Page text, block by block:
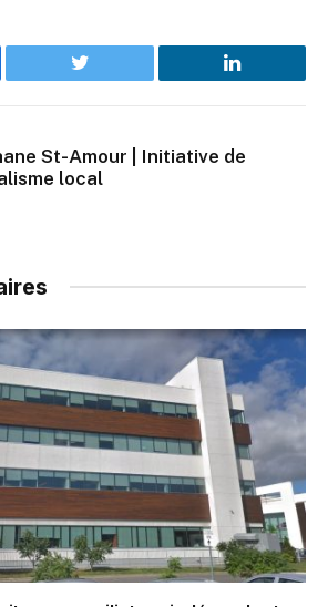
Twitter LinkedIn
St-Amour | Initiative de
local